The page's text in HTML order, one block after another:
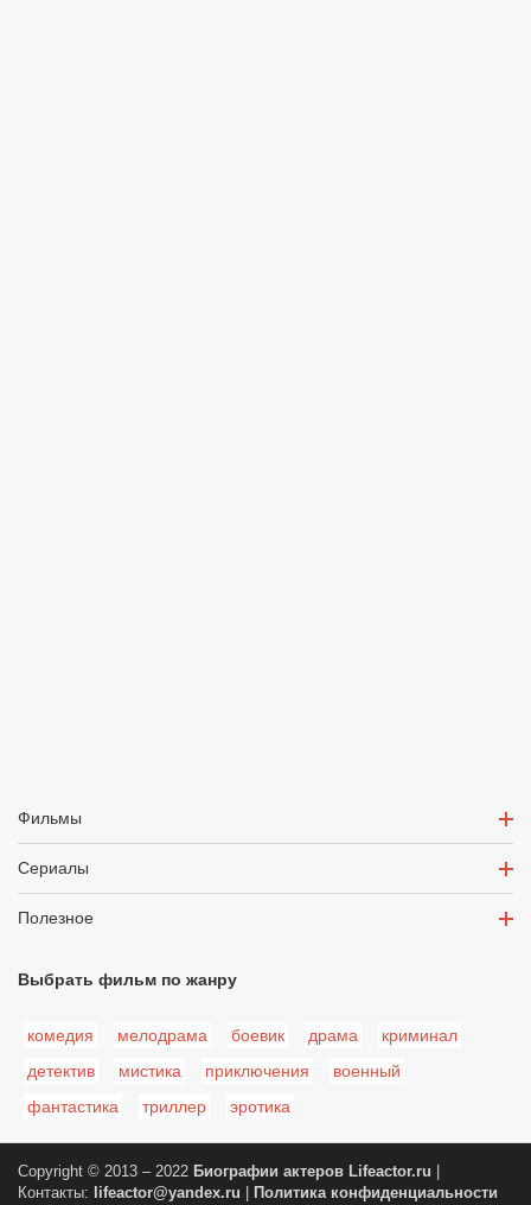
Фильмы
Сериалы
Полезное
Выбрать фильм по жанру
комедия мелодрама боевик драма
криминал
детектив
мистика приключения
военный
фантастика
триллер эротика
Copyright © 2013 – 2022 Биографии актеров Lifeactor.ru
Контакты:
lifeactor@yandex.ru Политика конфиденциальности